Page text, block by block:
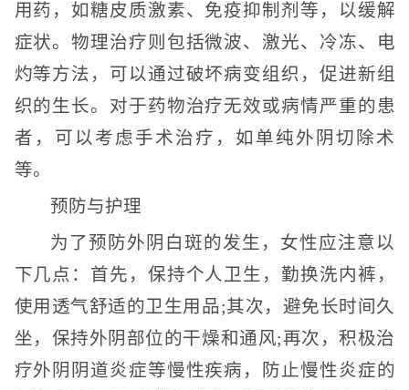
用药，如糖皮质激素、免疫抑制剂等，以缓解
症状。物理治疗则包括微波、激光、冷冻、电
灼等方法，可以通过破坏病变组织，促进新组
织的生长。对于药物治疗无效或病情严重的患
者，可以考虑手术治疗，如单纯外阴切除术
等。
预防与护理
为了预防外阴白斑的发生，女性应注意以
下几点：首先，保持个人卫生，勤换洗内裤，
使用透气舒适的卫生用品;其次，避免长时间久
坐，保持外阴部位的干燥和通风;再次，积极治
疗外阴阴道炎症等慢性疾病，防止慢性炎症的